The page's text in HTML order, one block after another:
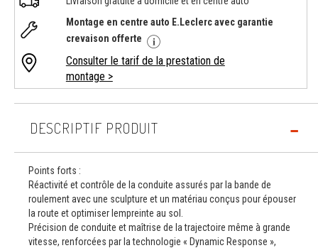
Montage en centre auto E.Leclerc avec garantie
crevaison offerte
Consulter le tarif de la prestation de
montage >
DESCRIPTIF PRODUIT
Points forts :
Réactivité et contrôle de la conduite assurés par la bande de
roulement avec une sculpture et un matériau conçus pour épouser
la route et optimiser lempreinte au sol.
Précision de conduite et maîtrise de la trajectoire même à grande
vitesse, renforcées par la technologie « Dynamic Response »,